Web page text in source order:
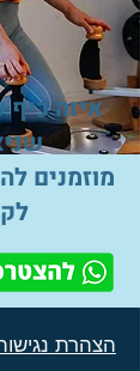
איזה
מוזמנים
הצהרת